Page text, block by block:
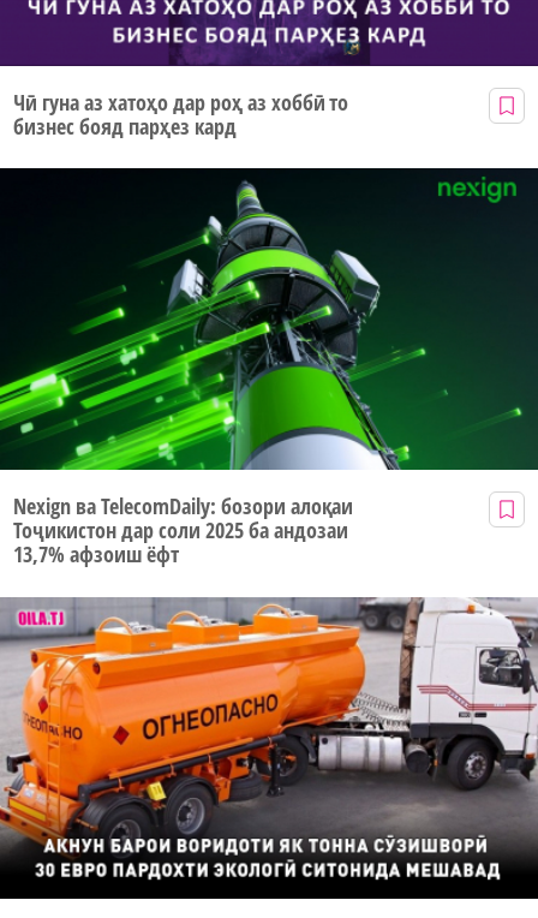
Чӣ гуна аз хатоҳо дар роҳ аз хоббӣ то
бизнес бояд парҳез кард
Nexign ва TelecomDaily: бозори алоқаи
Тоҷикистон дар соли 2025 ба андозаи
13,7% афзоиш ёфт